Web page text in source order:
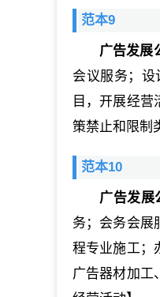
范本9
广告发展
会议服务；
目，开展经
策禁止和限制
范本10
广告发展
务；会务会展
程专业施工；
广告器材加工